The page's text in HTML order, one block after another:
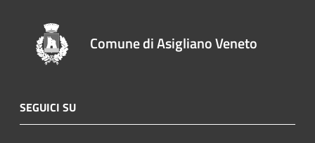
Comune di Asigliano Veneto
SEGUICI SU